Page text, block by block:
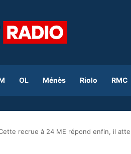
OL Ménès Riolo RMC
recrue à 24 ME répond enfin, il